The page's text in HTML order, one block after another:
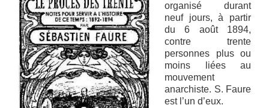
organisé durant
neuf jours, à partir
du 6 août 1894,
contre trente
personnes plus ou
moins liées au
mouvement
anarchiste. S. Faure
est l’un d’eux.